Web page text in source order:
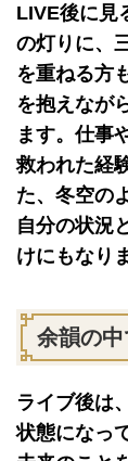
LIVE後に見
の灯りに、
を重ねる方
を抱えなが
ます。仕事
救われた経
た、冬空の
自分の状況
けにもなり
余韻の
ライブ後は
状態になっ